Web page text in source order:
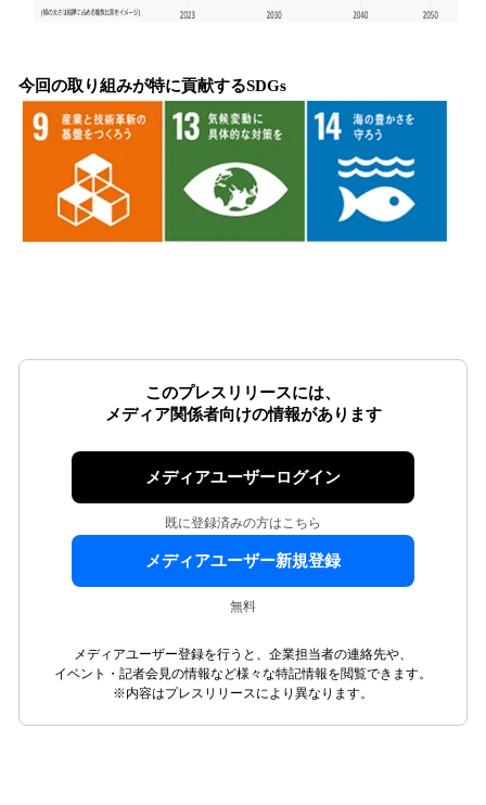
今回の取り組みが特に貢献するSDGs
このプレスリリースには、
メディア関係者向けの情報があります
メディアユーザーログイン
既に登録済みの方はこちら
メディアユーザー新規登録
無料
メディアユーザー登録を行うと、企業担当者の連絡先や、
イベント・記者会見の情報など様々な特記情報を閲覧できます。
※内容はプレスリリースにより異なります。